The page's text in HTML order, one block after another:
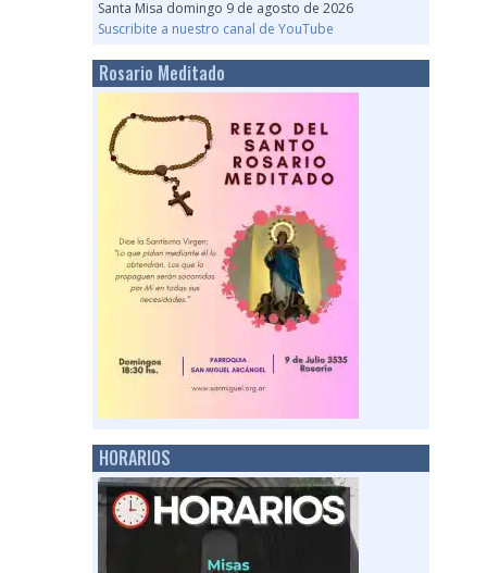
Santa Misa domingo 9 de agosto de 2026
Suscribite a nuestro canal de YouTube
Rosario Meditado
HORARIOS